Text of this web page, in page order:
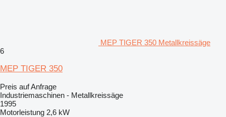
MEP TIGER 350 Metallkreissäge
6
MEP TIGER 350
Preis auf Anfrage
Industriemaschinen - Metallkreissäge
1995
Motorleistung 2,6 kW